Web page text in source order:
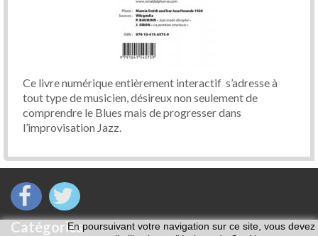
En poursuivant votre navigation sur ce site, vous devez
Ce livre numérique entièrement interactif s’adresse à
tout type de musicien, désireux non seulement de
comprendre le Blues mais de progresser dans
l’improvisation Jazz.
Catégories